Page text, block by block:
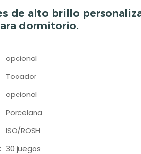
de alto brillo
dormitorio.
opcional
Tocador
opcional
Porcelana
ISO/ROSH
30 juegos